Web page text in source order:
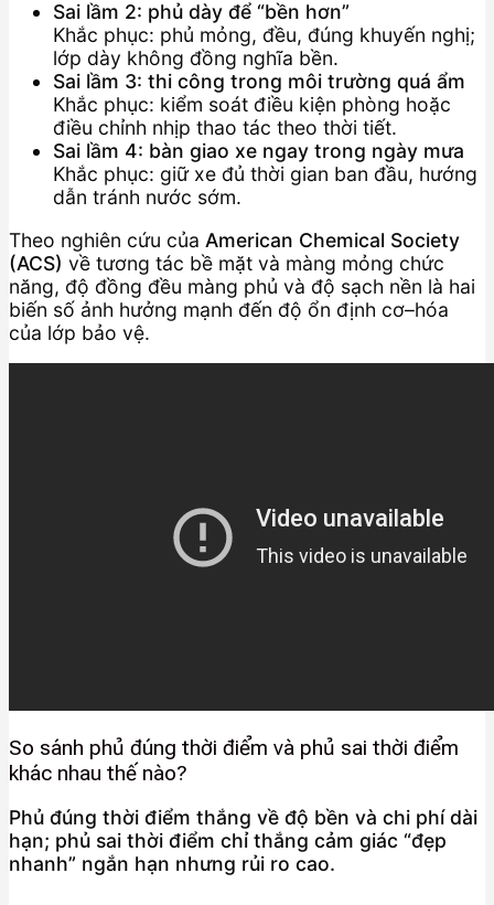
Sai lầm 2: phủ dày để “bền hơn”
Khắc phục: phủ mỏng, đều, đúng khuyến nghị;
lớp dày không đồng nghĩa bền.
Sai lầm 3: thi công trong môi trường quá ẩm
Khắc phục: kiểm soát điều kiện phòng hoặc
điều chỉnh nhịp thao tác theo thời tiết.
Sai lầm 4: bàn giao xe ngay trong ngày mưa
Khắc phục: giữ xe đủ thời gian ban đầu, hướng
dẫn tránh nước sớm.
Theo nghiên cứu của American Chemical Society
(ACS) về tương tác bề mặt và màng mỏng chức
năng, độ đồng đều màng phủ và độ sạch nền là hai
biến số ảnh hưởng mạnh đến độ ổn định cơ–hóa
của lớp bảo vệ.
So sánh phủ đúng thời điểm và phủ sai thời điểm
khác nhau thế nào?
Phủ đúng thời điểm thắng về độ bền và chi phí dài
hạn; phủ sai thời điểm chỉ thắng cảm giác “đẹp
nhanh” ngắn hạn nhưng rủi ro cao.